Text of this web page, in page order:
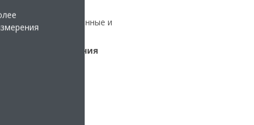
мы проводим
мы собираем данные и
обслуживания